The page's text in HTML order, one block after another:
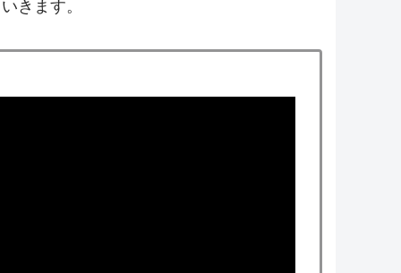
きます。